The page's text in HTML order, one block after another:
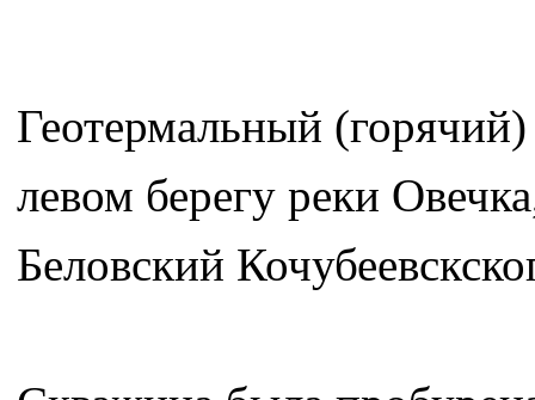
Геотермальный
левом берегу реки
Беловский